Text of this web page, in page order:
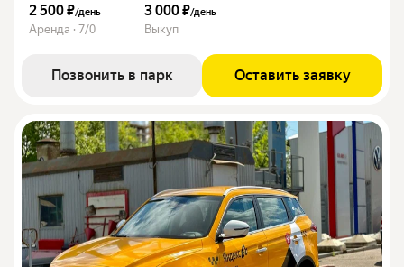
2 500 ₽/день
Аренда · 7/0
3 000 ₽/день
Выкуп
Позвонить в парк Оставить заявку